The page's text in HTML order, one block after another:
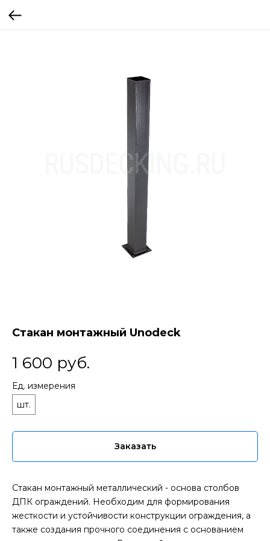
Стакан монтажный Unodeck
1 600 руб.
Ед. измерения
шт.
Заказать
Стакан монтажный металлический - основа столбов
ДПК ограждений. Необходим для формирования
жесткости и устойчивости конструкции ограждения, а
также создания прочного соединения с основанием